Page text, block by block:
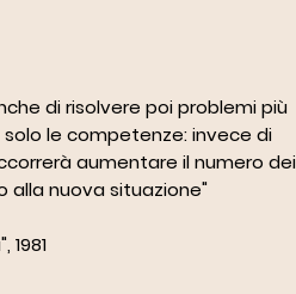
di risolvere poi problemi più
le competenze: invece di
aumentare il numero dei
nuova situazione"